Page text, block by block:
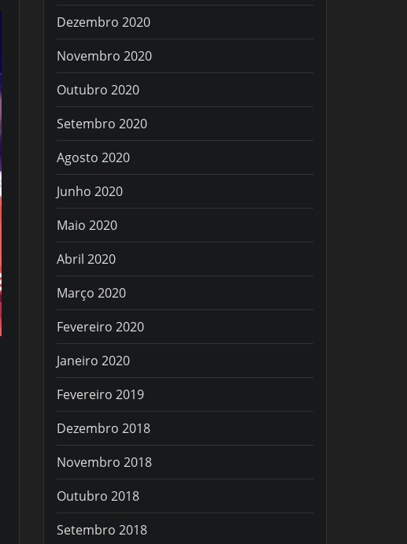
Dezembro 2020
Novembro 2020
Outubro 2020
Setembro 2020
Agosto 2020
Junho 2020
Maio 2020
Abril 2020
Março 2020
Fevereiro 2020
Janeiro 2020
Fevereiro 2019
Dezembro 2018
Novembro 2018
Outubro 2018
Setembro 2018